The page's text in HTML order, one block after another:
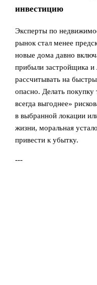
инвестицию
Эксперты по
рынок стал менее
новые дома давно
прибыли застройщика и
рассчитывать на
опасно. Делать покупку
всегда выгоднее»
в выбранной локации
жизни, моральная
привести к убытку.
---